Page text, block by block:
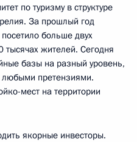
по туризму в структуре
За прошлый год
больше двух
тысячах жителей. Сегодня
базы на разный уровень,
любыми претензиями.
мест на территории
якорные инвесторы.